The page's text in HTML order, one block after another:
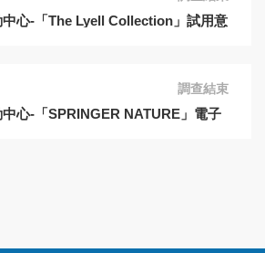
心-「The Lyell Collection」試用意
心-「SPRINGER NATURE」電子
調查結束